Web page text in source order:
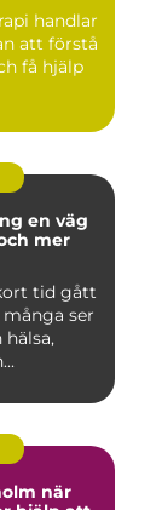
handlar
att förstå
få hjälp
mer
tid gått
ser
hälsa,
när